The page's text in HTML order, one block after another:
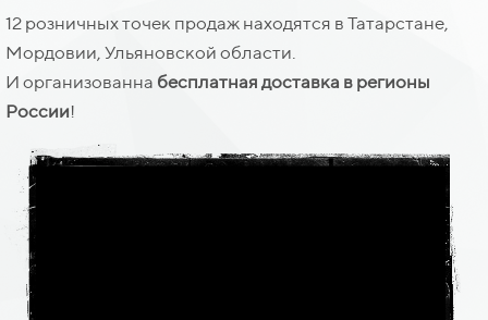
12 розничных точек продаж находятся в Татарстане,
Мордовии, Ульяновской области.
И организованна бесплатная доставка в регионы
России!